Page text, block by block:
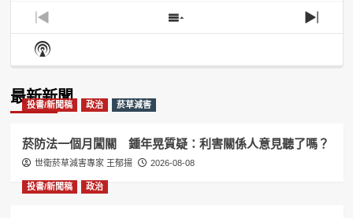
Previous
Episode
Show
Episodes
Next
Show
Podcast
最新新聞
投書/新聞稿 政治 菸草減害
菸防法一個月闖關 鍾年晃質疑：利害關係人意見聽了嗎？
世衛菸草減害專家 王郁揚 2026-08-08
投書/新聞稿 政治